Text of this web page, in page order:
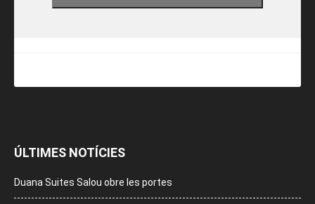
ÚLTIMES NOTÍCIES
Duana Suites Salou obre les portes